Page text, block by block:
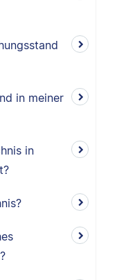
in meiner
in